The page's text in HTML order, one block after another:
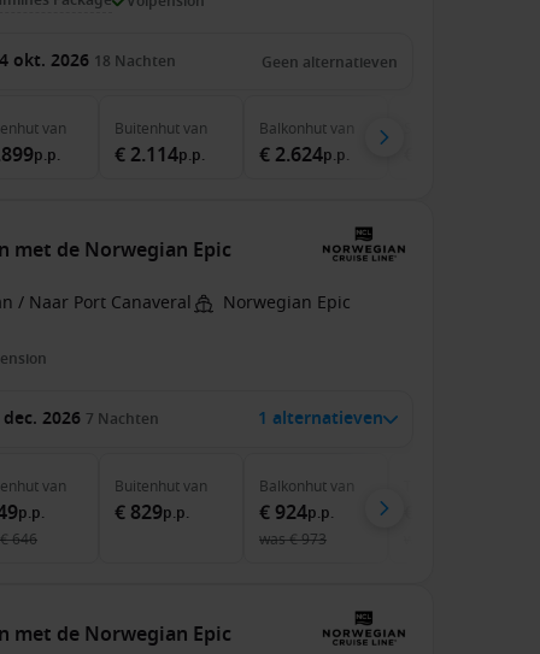
okt. 2026 18 Nachten Geen alternatieven
van
p.p.
Buitenhutvan
€ 2.114p.p.
Balkonhutvan
€ 2.624p.p.
met de Norwegian Epic
/ Naar Port Canaveral Norwegian Epic
dec. 2026 7 Nachten 1 alternatieven
van
p.p.
€ 646
Buitenhutvan
€ 829p.p.
Balkonhutvan
€ 924p.p.
was€ 973
met de Norwegian Epic